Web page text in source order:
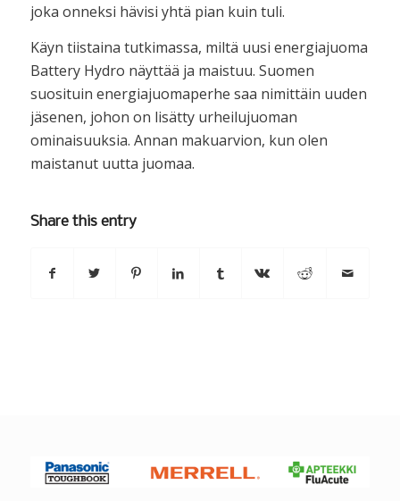
joka onneksi hävisi yhtä pian kuin tuli.
Käyn tiistaina tutkimassa, miltä uusi energiajuoma
Battery Hydro näyttää ja maistuu. Suomen
suosituin energiajuomaperhe saa nimittäin uuden
jäsenen, johon on lisätty urheilujuoman
ominaisuuksia. Annan makuarvion, kun olen
maistanut uutta juomaa.
Share this entry